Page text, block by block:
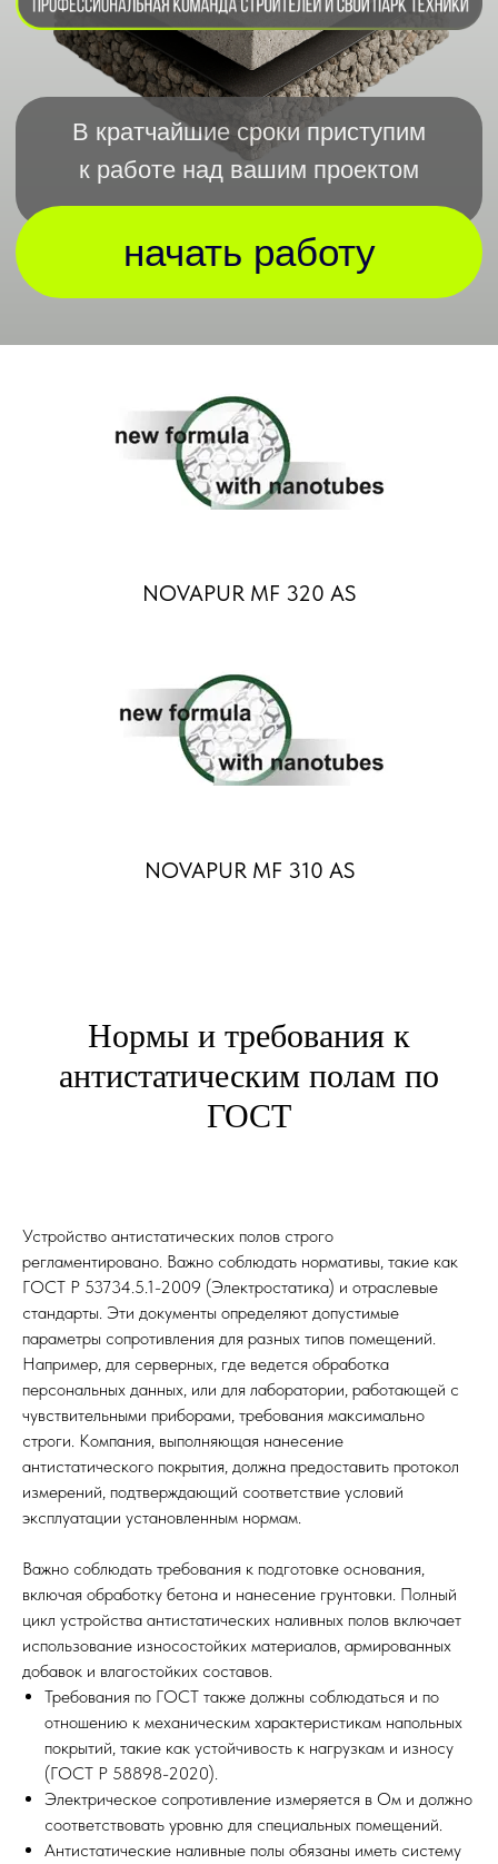
NOVAPUR MF 320 AS
NOVAPUR MF 310 AS
Нормы и требования к
антистатическим полам по
ГОСТ
Устройство антистатических полов строго
регламентировано. Важно соблюдать нормативы, такие как
ГОСТ Р 53734.5.1-2009 (Электростатика) и отраслевые
стандарты. Эти документы определяют допустимые
параметры сопротивления для разных типов помещений.
Например, для серверных, где ведется обработка
персональных данных, или для лаборатории, работающей с
чувствительными приборами, требования максимально
строги. Компания, выполняющая нанесение
антистатического покрытия, должна предоставить протокол
измерений, подтверждающий соответствие условий
эксплуатации установленным нормам.
Важно соблюдать требования к подготовке основания,
включая обработку бетона и нанесение грунтовки. Полный
цикл устройства антистатических наливных полов включает
использование износостойких материалов, армированных
добавок и влагостойких составов.
Требования по ГОСТ также должны соблюдаться и по
отношению к механическим характеристикам напольных
покрытий, такие как устойчивость к нагрузкам и износу
(ГОСТ Р 58898-2020).
Электрическое сопротивление измеряется в Ом и должно
соответствовать уровню для специальных помещений.
Антистатические наливные полы обязаны иметь систему